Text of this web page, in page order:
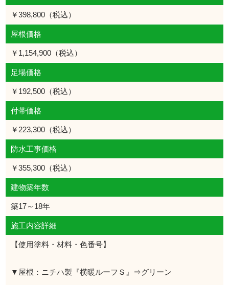
￥398,800（税込）
屋根価格
￥1,154,900（税込）
足場価格
￥192,500（税込）
付帯価格
￥223,300（税込）
防水工事価格
￥355,300（税込）
建物築年数
築17～18年
施工内容詳細
【使用塗料・材料・色番号】
▼屋根：ニチハ製『横暖ルーフＳ』⇒グリーン